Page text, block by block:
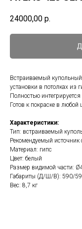
24000,00 р.
Встраиваемый купольный
установки в потолках из
Полностью интегрируется
Готов к покраске в любой
Характеристики:
Тип: встраиваемый
Рекомендуемый источник
Материал: гипс
Цвет: белый
Размер видимой части:
Габариты (Д/Ш/В): 590/
Вес: 8,7 кг